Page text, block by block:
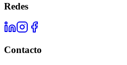
Redes
Contacto